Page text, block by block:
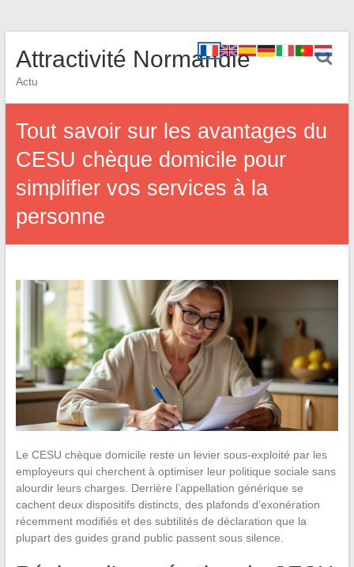
Attractivité Normandie
Actu
Tout savoir sur les avantages du
CESU chèque domicile pour
simplifier vos services à la
personne
Le CESU chèque domicile reste un levier sous-exploité par les
employeurs qui cherchent à optimiser leur politique sociale sans
alourdir leurs charges. Derrière l’appellation générique se
cachent deux dispositifs distincts, des plafonds d’exonération
récemment modifiés et des subtilités de déclaration que la
plupart des guides grand public passent sous silence.